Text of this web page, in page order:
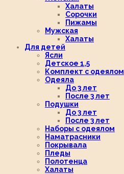
Халаты
Сорочки
Пижамы
Мужская
Халаты
Для детей
Ясли
Детское 1,5
Комплект с одеялом
Одеяла
До 3 лет
После 3 лет
Подушки
До 3 лет
После 3 лет
Наборы с одеялом
Наматрасники
Покрывала
Пледы
Полотенца
Халаты